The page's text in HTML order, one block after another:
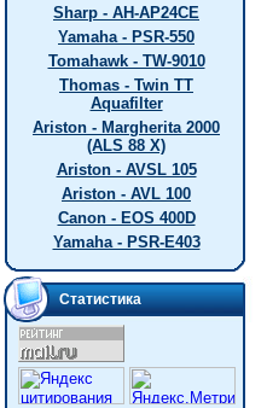
Sharp - AH-AP24CE
Yamaha - PSR-550
Tomahawk - TW-9010
Thomas - Twin TT
Aquafilter
Ariston - Margherita 2000
(ALS 88 X)
Ariston - AVSL 105
Ariston - AVL 100
Canon - EOS 400D
Yamaha - PSR-E403
Статистика